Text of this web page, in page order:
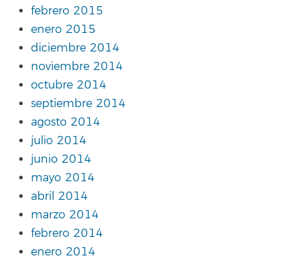
febrero 2015
enero 2015
diciembre 2014
noviembre 2014
octubre 2014
septiembre 2014
agosto 2014
julio 2014
junio 2014
mayo 2014
abril 2014
marzo 2014
febrero 2014
enero 2014